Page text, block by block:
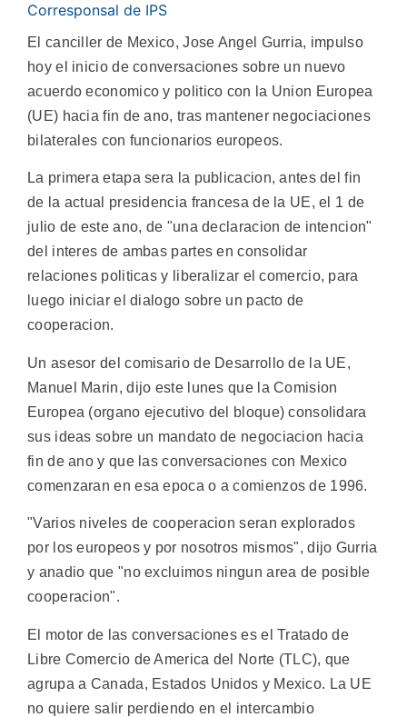
Corresponsal de IPS
El canciller de Mexico, Jose Angel Gurria, impulso
hoy el inicio de conversaciones sobre un nuevo
acuerdo economico y politico con la Union Europea
(UE) hacia fin de ano, tras mantener negociaciones
bilaterales con funcionarios europeos.
La primera etapa sera la publicacion, antes del fin
de la actual presidencia francesa de la UE, el 1 de
julio de este ano, de "una declaracion de intencion"
del interes de ambas partes en consolidar
relaciones politicas y liberalizar el comercio, para
luego iniciar el dialogo sobre un pacto de
cooperacion.
Un asesor del comisario de Desarrollo de la UE,
Manuel Marin, dijo este lunes que la Comision
Europea (organo ejecutivo del bloque) consolidara
sus ideas sobre un mandato de negociacion hacia
fin de ano y que las conversaciones con Mexico
comenzaran en esa epoca o a comienzos de 1996.
"Varios niveles de cooperacion seran explorados
por los europeos y por nosotros mismos", dijo Gurria
y anadio que "no excluimos ningun area de posible
cooperacion".
El motor de las conversaciones es el Tratado de
Libre Comercio de America del Norte (TLC), que
agrupa a Canada, Estados Unidos y Mexico. La UE
no quiere salir perdiendo en el intercambio